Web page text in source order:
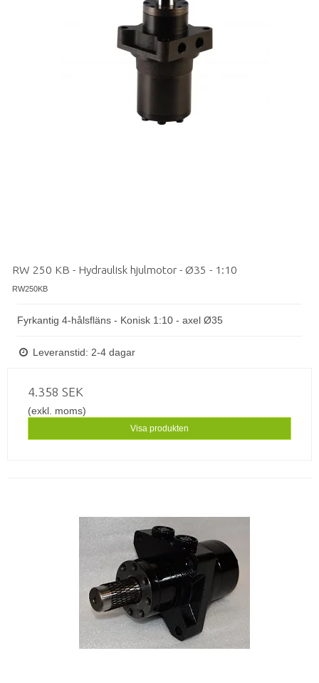
RW 250 KB - Hydraulisk hjulmotor - Ø35 - 1:10
RW250KB
Fyrkantig 4-hålsfläns - Konisk 1:10 - axel Ø35
Leveranstid: 2-4 dagar
4.358 SEK
(exkl. moms)
Visa produkten